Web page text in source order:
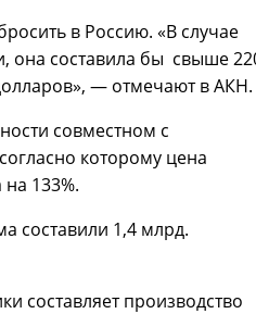
в Россию. «В случае
она составила бы свыше
— отмечают в АКН.
совместном с
которому цена
133%.
составили 1,4 млрд.
составляет производство